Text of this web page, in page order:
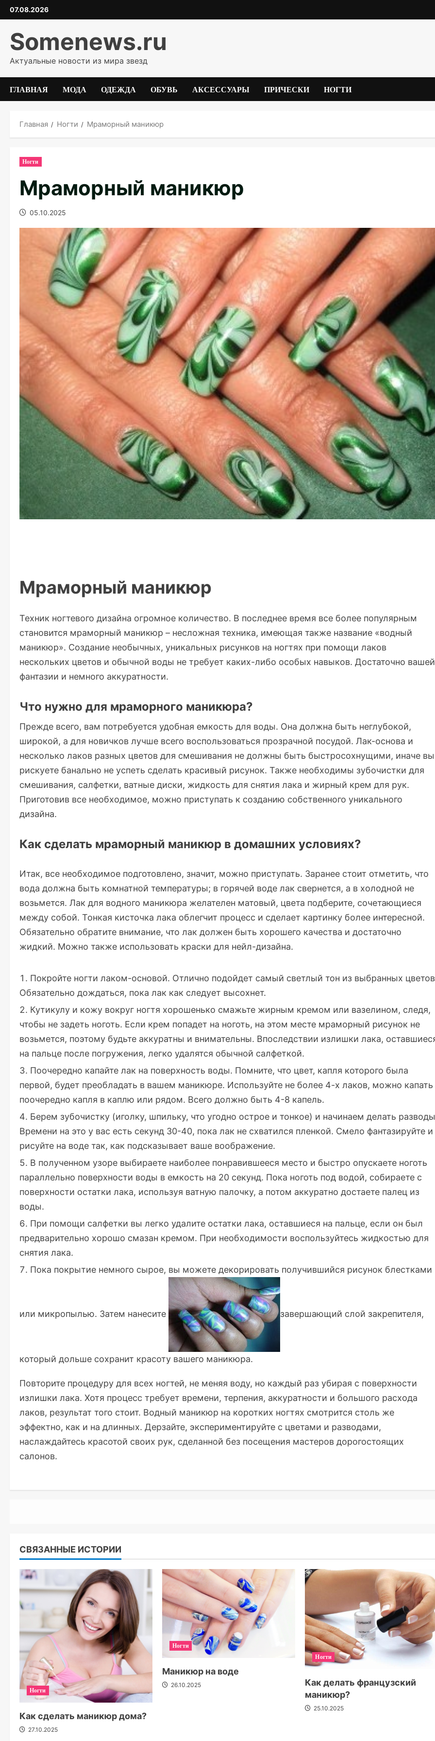
Перейти
к
содержимому
07.08.2026
Somenews.ru
Актуальные новости из мира звезд
ГЛАВНАЯ МОДА ОДЕЖДА ОБУВЬ АКСЕССУАРЫ ПРИЧЕСКИ НОГТИ
Главная Ногти Мраморный маникюр
Ногти
Мраморный маникюр
05.10.2025
Мраморный маникюр
Техник ногтевого дизайна огромное количество. В последнее время все более популярным
становится мраморный маникюр – несложная техника, имеющая также название «водный
маникюр». Создание необычных, уникальных рисунков на ногтях при помощи лаков
нескольких цветов и обычной воды не требует каких-либо особых навыков. Достаточно вашей
фантазии и немного аккуратности.
Что нужно для мраморного маникюра?
Прежде всего, вам потребуется удобная емкость для воды. Она должна быть неглубокой,
широкой, а для новичков лучше всего воспользоваться прозрачной посудой. Лак-основа и
несколько лаков разных цветов для смешивания не должны быть быстросохнущими, иначе вы
рискуете банально не успеть сделать красивый рисунок. Также необходимы зубочистки для
смешивания, салфетки, ватные диски, жидкость для снятия лака и жирный крем для рук.
Приготовив все необходимое, можно приступать к созданию собственного уникального
дизайна.
Как сделать мраморный маникюр в домашних условиях?
Итак, все необходимое подготовлено, значит, можно приступать. Заранее стоит отметить, что
вода должна быть комнатной температуры; в горячей воде лак свернется, а в холодной не
возьмется. Лак для водного маникюра желателен матовый, цвета подберите, сочетающиеся
между собой. Тонкая кисточка лака облегчит процесс и сделает картинку более интересной.
Обязательно обратите внимание, что лак должен быть хорошего качества и достаточно
жидкий. Можно также использовать краски для нейл-дизайна.
Покройте ногти лаком-основой. Отлично подойдет самый светлый тон из выбранных
Обязательно дождаться, пока лак как следует высохнет.
Кутикулу и кожу вокруг ногтя хорошенько смажьте жирным кремом или вазелином, следя,
чтобы не задеть ноготь. Если крем попадет на ноготь, на этом месте мраморный рисунок не
возьмется, поэтому будьте аккуратны и внимательны. Впоследствии излишки лака,
на пальце после погружения, легко удалятся обычной салфеткой.
Поочередно капайте лак на поверхность воды. Помните, что цвет, капля которого была
первой, будет преобладать в вашем маникюре. Используйте не более 4-х лаков, можно капать
поочередно капля в каплю или рядом. Всего должно быть 4-8 капель.
Берем зубочистку (иголку, шпильку, что угодно острое и тонкое) и начинаем делать
Времени на это у вас есть секунд 30-40, пока лак не схватился пленкой. Смело фантазируйте и
рисуйте на воде так, как подсказывает ваше воображение.
В полученном узоре выбираете наиболее понравившееся место и быстро опускаете ноготь
параллельно поверхности воды в емкость на 20 секунд. Пока ноготь под водой, собираете с
поверхности остатки лака, используя ватную палочку, а потом аккуратно достаете палец из
воды.
При помощи салфетки вы легко удалите остатки лака, оставшиеся на пальце, если он был
предварительно хорошо смазан кремом. При необходимости воспользуйтесь жидкостью для
снятия лака.
Пока покрытие немного сырое, вы можете декорировать получившийся рисунок блестками
или микропылью. Затем нанесите завершающий слой закрепителя,
который дольше сохранит красоту вашего маникюра.
Повторите процедуру для всех ногтей, не меняя воду, но каждый раз убирая с поверхности
излишки лака. Хотя процесс требует времени, терпения, аккуратности и большого расхода
лаков, результат того стоит. Водный маникюр на коротких ногтях смотрится столь же
эффектно, как и на длинных. Дерзайте, экспериментируйте с цветами и разводами,
наслаждайтесь красотой своих рук, сделанной без посещения мастеров дорогостоящих
салонов.
СВЯЗАННЫЕ ИСТОРИИ
Ногти
Как сделать маникюр дома?
27.10.2025
Ногти
Маникюр на воде
26.10.2025
Ногти
Как делать французский
маникюр?
25.10.2025